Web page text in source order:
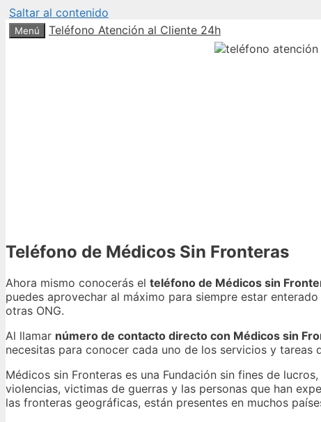
Saltar al contenido
Menú Teléfono Atención al Cliente 24h
Teléfono de Médicos Sin Fronteras
Ahora mismo conocerás el teléfono de Médicos sin
puedes aprovechar al máximo para siempre estar
otras ONG.
Al llamar número de contacto directo con Médicos sin
necesitas para conocer cada uno de los servicios y tareas
Médicos sin Fronteras es una Fundación sin fines de
violencias, victimas de guerras y las personas que han
las fronteras geográficas, están presentes en muchos